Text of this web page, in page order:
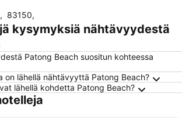
, 83150,
kysymyksiä nähtävyydestä
Patong Beach suositun kohteessa
on lähellä nähtävyyttä Patong Beach?
lähellä kohdetta Patong Beach?